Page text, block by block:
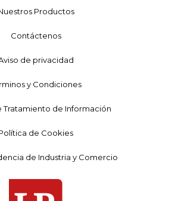
Productos
Contáctenos
de privacidad
y Condiciones
Tratamiento de Información
de Cookies
de Industria y Comercio